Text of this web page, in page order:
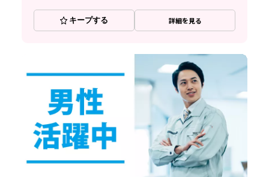
キープする 詳細を見る